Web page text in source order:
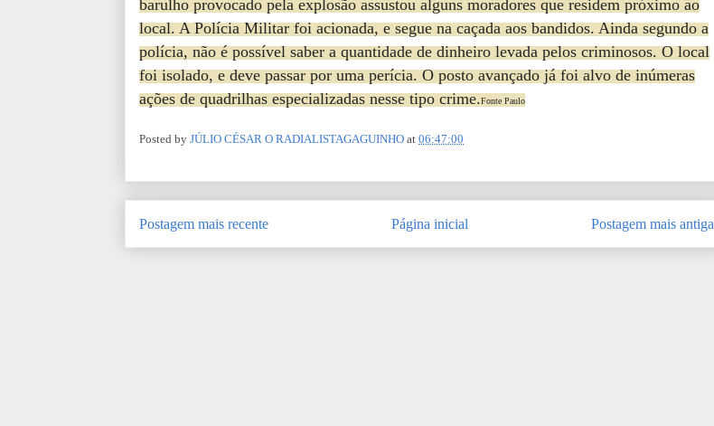
barulho provocado pela explosão assustou alguns moradores que residem próximo ao
local. A Polícia Militar foi acionada, e segue na caçada aos bandidos. Ainda segundo a
polícia, não é possível saber a quantidade de dinheiro levada pelos criminosos. O local
foi isolado, e deve passar por uma perícia. O posto avançado já foi alvo de inúmeras
ações de quadrilhas especializadas nesse tipo crime.Fonte Paulo
Posted by JÚLIO CÉSAR O RADIALISTAGAGUINHO at 06:47:00
Postagem mais recente Postagem mais antiga
Página inicial